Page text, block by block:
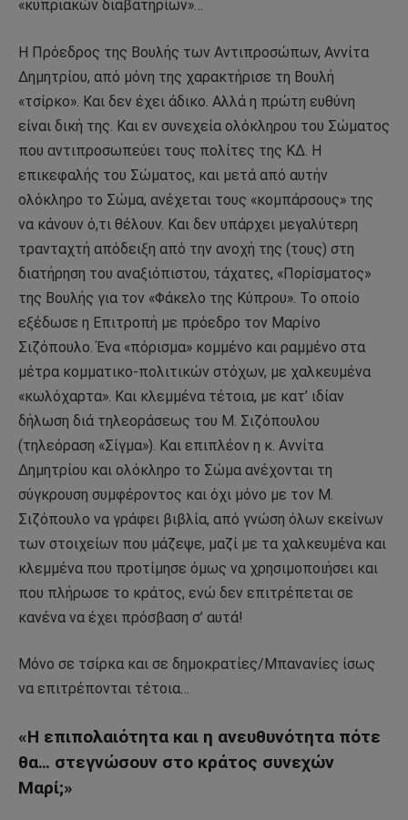
«κυπριακών διαβατηρίων»…
Η Πρόεδρος της Βουλής των Αντιπροσώπων, Αννίτα
Δημητρίου, από μόνη της χαρακτήρισε τη Βουλή
«τσίρκο». Και δεν έχει άδικο. Αλλά η πρώτη ευθύνη
είναι δική της. Και εν συνεχεία ολόκληρου του Σώματος
που αντιπροσωπεύει τους πολίτες της ΚΔ. Η
επικεφαλής του Σώματος, και μετά από αυτήν
ολόκληρο το Σώμα, ανέχεται τους «κομπάρσους» της
να κάνουν ό,τι θέλουν. Και δεν υπάρχει μεγαλύτερη
τρανταχτή απόδειξη από την ανοχή της (τους) στη
διατήρηση του αναξιόπιστου, τάχατες, «Πορίσματος»
της Βουλής για τον «Φάκελο της Κύπρου». Το οποίο
εξέδωσε η Επιτροπή με πρόεδρο τον Μαρίνο
Σιζόπουλο. Ένα «πόρισμα» κομμένο και ραμμένο στα
μέτρα κομματικο-πολιτικών στόχων, με χαλκευμένα
«κωλόχαρτα». Και κλεμμένα τέτοια, με κατ’ ιδίαν
δήλωση διά τηλεοράσεως του Μ. Σιζόπουλου
(τηλεόραση «Σίγμα»). Και επιπλέον η κ. Αννίτα
Δημητρίου και ολόκληρο το Σώμα ανέχονται τη
σύγκρουση συμφέροντος και όχι μόνο με τον Μ.
Σιζόπουλο να γράφει βιβλία, από γνώση όλων εκείνων
των στοιχείων που μάζεψε, μαζί με τα χαλκευμένα και
κλεμμένα που προτίμησε όμως να χρησιμοποιήσει και
που πλήρωσε το κράτος, ενώ δεν επιτρέπεται σε
κανένα να έχει πρόσβαση σ’ αυτά!
Μόνο σε τσίρκα και σε δημοκρατίες/Μπανανίες ίσως
να επιτρέπονται τέτοια…
«Η επιπολαιότητα και η ανευθυνότητα πότε
θα… στεγνώσουν στο κράτος συνεχών
Μαρί;»